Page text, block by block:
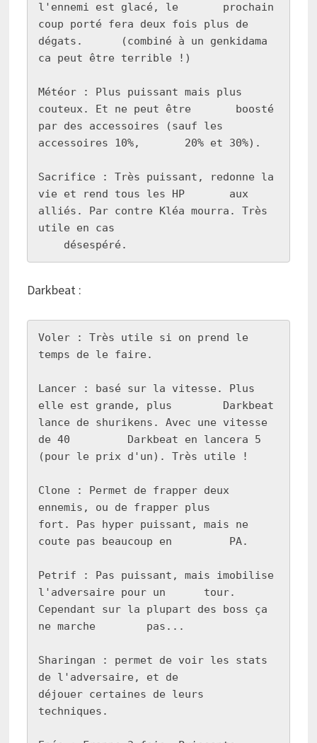
l'ennemi est glacé, le       prochain
coup porté fera deux fois plus de
dégats.      (combiné à un genkidama
ca peut être terrible !)
Météor : Plus puissant mais plus
couteux. Et ne peut être       boosté
par des accessoires (sauf les
accessoires 10%,       20% et 30%).
Sacrifice : Très puissant, redonne la
vie et rend tous les HP       aux
alliés. Par contre Kléa mourra. Très
utile en cas
    désespéré.
Darkbeat :
Voler : Très utile si on prend le
temps de le faire.
Lancer : basé sur la vitesse. Plus
elle est grande, plus        Darkbeat
lance de shurikens. Avec une vitesse
de 40         Darkbeat en lancera 5
(pour le prix d'un). Très utile !
Clone : Permet de frapper deux
ennemis, ou de frapper plus
fort. Pas hyper puissant, mais ne
coute pas beaucoup en         PA.
Petrif : Pas puissant, mais imobilise
l'adversaire pour un      tour.
Cependant sur la plupart des boss ça
ne marche        pas...
Sharingan : permet de voir les stats
de l'adversaire, et de
déjouer certaines de leurs
techniques.